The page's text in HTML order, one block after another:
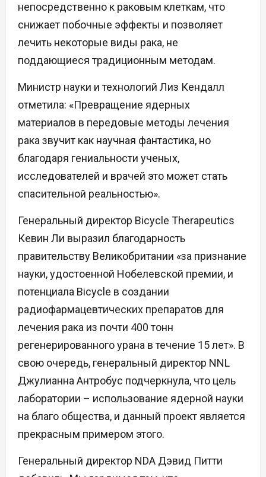
непосредственно к раковым клеткам, что
снижает побочные эффекты и позволяет
лечить некоторые виды рака, не
поддающиеся традиционным методам.
Министр науки и технологий Лиз Кендалл
отметила: «Превращение ядерных
материалов в передовые методы лечения
рака звучит как научная фантастика, но
благодаря гениальности ученых,
исследователей и врачей это может стать
спасительной реальностью».
Генеральный директор Bicycle Therapeutics
Кевин Ли выразил благодарность
правительству Великобритании «за признание
науки, удостоенной Нобелевской премии, и
потенциала Bicycle в создании
радиофармацевтических препаратов для
лечения рака из почти 400 тонн
регенерированного урана в течение 15 лет». В
свою очередь, генеральный директор NNL
Джулианна Антробус подчеркнула, что цель
лаборатории – использование ядерной науки
на благо общества, и данный проект является
прекрасным примером этого.
Генеральный директор NDA Дэвид Питти